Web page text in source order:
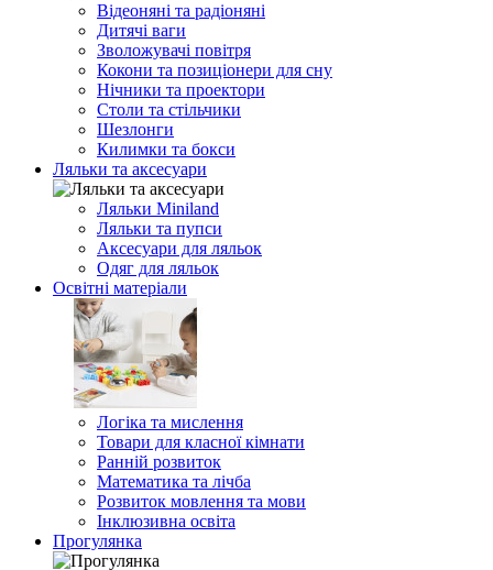
Відеоняні та радіоняні
Дитячі ваги
Зволожувачі повітря
Кокони та позиціонери для сну
Нічники та проектори
Столи та стільчики
Шезлонги
Килимки та бокси
Ляльки та аксесуари
Ляльки Miniland
Ляльки та пупси
Аксесуари для ляльок
Одяг для ляльок
Освітні матеріали
Логіка та мислення
Товари для класної кімнати
Ранній розвиток
Математика та лічба
Розвиток мовлення та мови
Інклюзивна освіта
Прогулянка